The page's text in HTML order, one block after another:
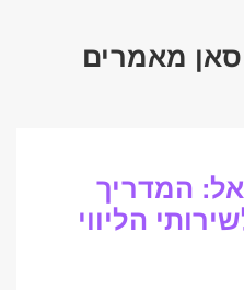
סאן מאמרים
המדריך
הליווי